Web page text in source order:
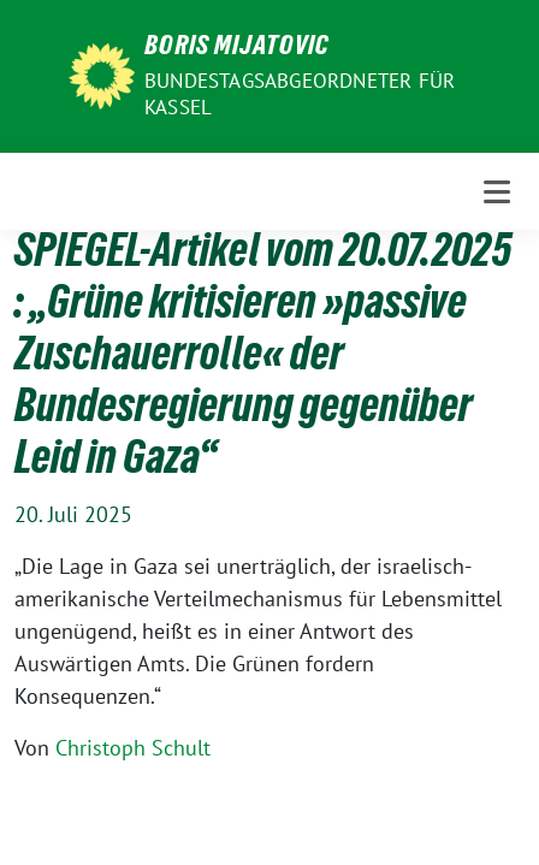
BORIS MIJATOVIC
BUNDESTAGSABGEORDNETER FÜR
KASSEL
SPIEGEL-Artikel vom 20.07.2025
: „Grüne kritisieren »passive
Zuschauerrolle« der
Bundesregierung gegenüber
Leid in Gaza“
20. Juli 2025
„Die Lage in Gaza sei unerträglich, der israelisch-
amerikanische Verteilmechanismus für Lebensmittel
ungenügend, heißt es in einer Antwort des
Auswärtigen Amts. Die Grünen fordern
Konsequenzen.“
Von Christoph Schult